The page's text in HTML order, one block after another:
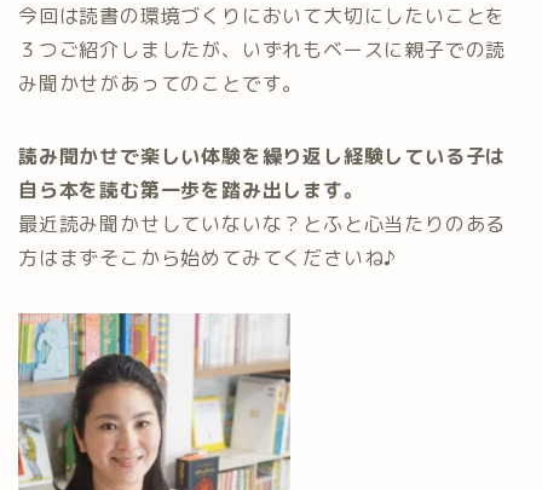
今回は読書の環境づくりにおいて大切にしたいことを
３つご紹介しましたが、いずれもベースに親子での読
み聞かせがあってのことです。
読み聞かせで楽しい体験を繰り返し経験している子は
自ら本を読む第一歩を踏み出します。
最近読み聞かせしていないな？とふと心当たりのある
方はまずそこから始めてみてくださいね♪